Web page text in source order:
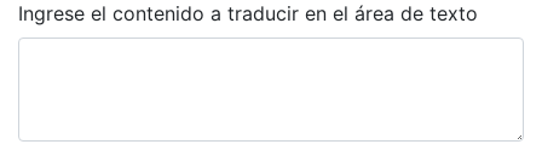
Ingrese el contenido a traducir en el área de texto